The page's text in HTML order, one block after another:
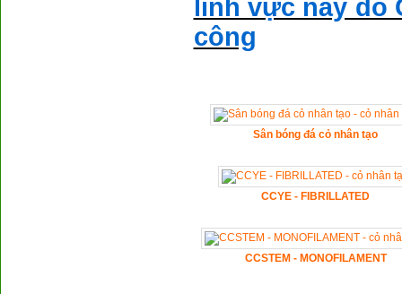
lĩnh vực này do
công
Sân bóng đá cỏ nhân tạo
CCYE - FIBRILLATED
CCSTEM - MONOFILAMENT